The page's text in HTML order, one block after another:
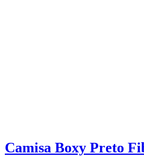
Camisa Boxy Preto